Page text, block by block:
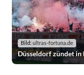
Bild: ultras-fortuna.de
Düsseldorf zündet